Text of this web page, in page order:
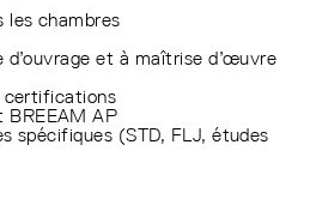
les chambres
et à maîtrise d’œuvre
certifications
BREEAM AP
spécifiques (STD, FLJ, études